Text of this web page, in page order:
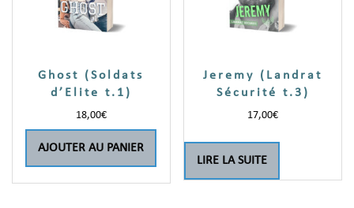
Ghost (Soldats
d’Elite t.1)
18,00€
AJOUTER AU PANIER
Jeremy (Landrat
Sécurité t.3)
17,00€
LIRE LA SUITE